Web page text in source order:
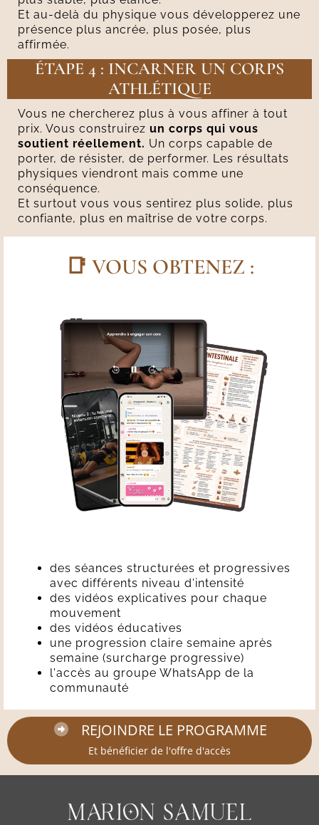
Et au-delà du physique vous développerez une
présence plus ancrée, plus posée, plus
affirmée.
ÉTAPE 4 : INCARNER UN CORPS
ATHLÉTIQUE
Vous ne chercherez plus à vous affiner à tout
prix. Vous construirez un corps qui vous
soutient réellement. Un corps capable de
porter, de résister, de performer. Les résultats
physiques viendront mais comme une
conséquence.
Et surtout vous vous sentirez plus solide, plus
confiante, plus en maîtrise de votre corps.
📑 VOUS OBTENEZ :
des séances structurées et progressives
avec différents niveau d'intensité
des vidéos explicatives pour chaque
mouvement
des vidéos éducatives
une progression claire semaine après
semaine (surcharge progressive)
l'accès au groupe WhatsApp de la
communauté
REJOINDRE LE PROGRAMME
Et bénéficier de l'offre d'accès